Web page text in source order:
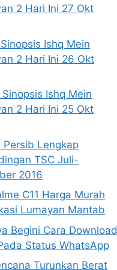
2 Hari Ini 27 Okt
Ishq Mein
2 Hari Ini 26 Okt
Ishq Mein
2 Hari Ini 25 Okt
Persib Lengkap
TSC Juli-
2016
C11 Harga Murah
Lumayan Mantab
Begini Cara Download
Status WhatsApp
Turunkan Berat